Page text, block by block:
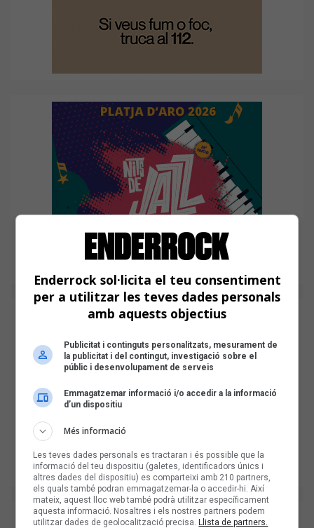
Enderrock sol·licita el teu consentiment
per a utilitzar les teves dades personals
amb aquests objectius
Publicitat i continguts personalitzats, mesurament de
la publicitat i del contingut, investigació sobre el
públic i desenvolupament de serveis
Emmagatzemar informació i/o accedir a la informació
d’un dispositiu
Més informació
Les teves dades personals es tractaran i és possible que la
informació del teu dispositiu (galetes, identificadors únics i
altres dades del dispositiu) es comparteixi amb 210 partners,
els quals també podran emmagatzemar-la o accedir-hi. Així
mateix, aquest lloc web també podrà utilitzar específicament
aquesta informació. Nosaltres i els nostres partners podem
utilitzar dades de geolocalització precisa. Llista de partners.